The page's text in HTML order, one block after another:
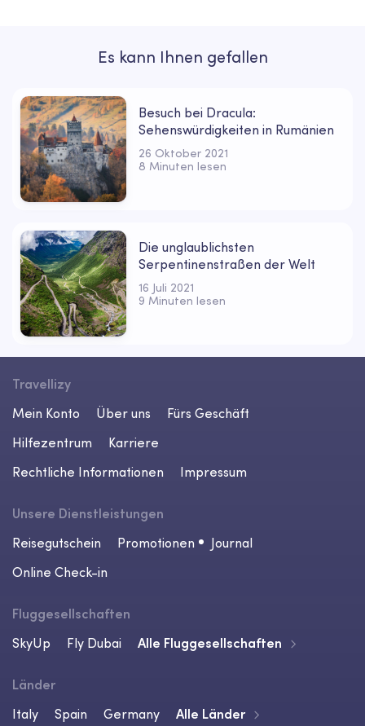
Es kann Ihnen gefallen
Besuch bei Dracula:
Sehenswürdigkeiten in Rumänien
26 Oktober 2021
8 Minuten lesen
Die unglaublichsten
Serpentinenstraßen der Welt
16 Juli 2021
9 Minuten lesen
Travellizy
Mein Konto
Über uns
Fürs Geschäft
Hilfezentrum
Karriere
Rechtliche Informationen
Impressum
Unsere Dienstleistungen
Reisegutschein
Promotionen
Journal
Online Check-in
Fluggesellschaften
SkyUp
Fly Dubai Alle Fluggesellschaften
Länder
Italy
Spain Germany Alle Länder